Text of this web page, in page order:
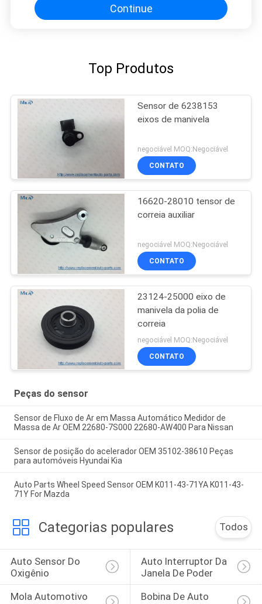
Continue
Top Produtos
Sensor de 6238153
eixos de manivela
negociável MOQ:Negociável
CONTATO
16620-28010 tensor de
correia auxiliar
negociável MOQ:Negociável
CONTATO
23124-25000 eixo de
manivela da polia de
correia
negociável MOQ:Negociável
CONTATO
Peças do sensor
Sensor de Fluxo de Ar em Massa Automático Medidor de
Massa de Ar OEM 22680-7S000 22680-AW400 Para Nissan
Sensor de posição do acelerador OEM 35102-38610 Peças
para automóveis Hyundai Kia
Auto Parts Wheel Speed Sensor OEM K011-43-71YA K011-43-
71Y For Mazda
Categorias populares Todos
Auto Sensor Do
Oxigênio
Auto Interruptor Da
Janela De Poder
Mola Automotivo
Bobina De Auto